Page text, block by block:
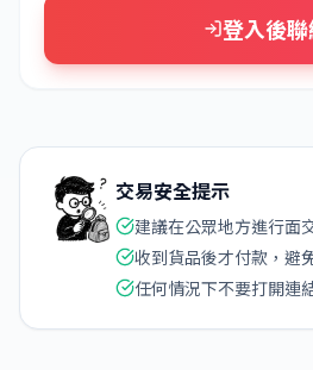
登入後聯
交易安全提示
建議在公眾地方進行面
收到貨品後才付款，避
任何情況下不要打開連